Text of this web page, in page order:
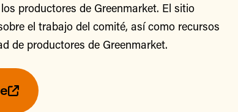
productores de Greenmarket. El sitio
el trabajo del comité, así como recursos
de productores de Greenmarket.